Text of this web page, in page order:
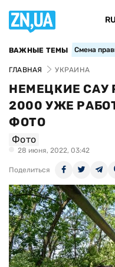
RU
ВАЖНЫЕ ТЕМЫ Смена
ГЛАВНАЯ УКРАИНА
НЕМЕЦКИЕ САУ
2000 УЖЕ
ФОТО
Фото
28 июня, 2022, 03:42
Поделиться